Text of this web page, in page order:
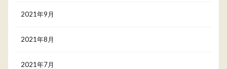
2021年9月
2021年8月
2021年7月